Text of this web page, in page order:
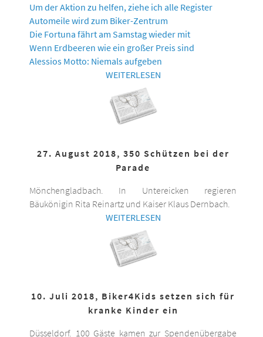
Um der Aktion zu helfen, ziehe ich alle Register
Automeile wird zum Biker-Zentrum
Die Fortuna fährt am Samstag wieder mit
Wenn Erdbeeren wie ein großer Preis sind
Alessios Motto: Niemals aufgeben
WEITERLESEN
27. August 2018, 350 Schützen bei der
Parade
Mönchengladbach. In Untereicken regieren
Bäukönigin Rita Reinartz und Kaiser Klaus Dernbach.
WEITERLESEN
10. Juli 2018, Biker4Kids setzen sich für
kranke Kinder ein
Düsseldorf. 100 Gäste kamen zur Spendenübergabe